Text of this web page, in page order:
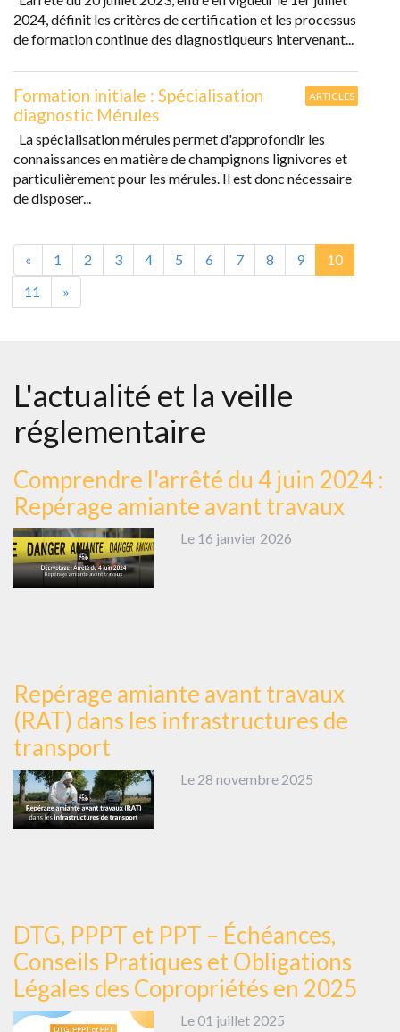
2024, définit les critères de certification et les processus
de formation continue des diagnostiqueurs intervenant...
ARTICLES
Formation initiale : Spécialisation
diagnostic Mérules
La spécialisation mérules permet d'approfondir les
connaissances en matière de champignons lignivores et
particulièrement pour les mérules. Il est donc nécessaire
de disposer...
« 1 2 3 4 5 6 7 8 9
10
11
»
L'actualité et la veille
réglementaire
Comprendre l'arrêté du 4 juin 2024 :
Repérage amiante avant travaux
Le 16 janvier 2026
Repérage amiante avant travaux
(RAT) dans les infrastructures de
transport
Le 28 novembre 2025
DTG, PPPT et PPT – Échéances,
Conseils Pratiques et Obligations
Légales des Copropriétés en 2025
Le 01 juillet 2025